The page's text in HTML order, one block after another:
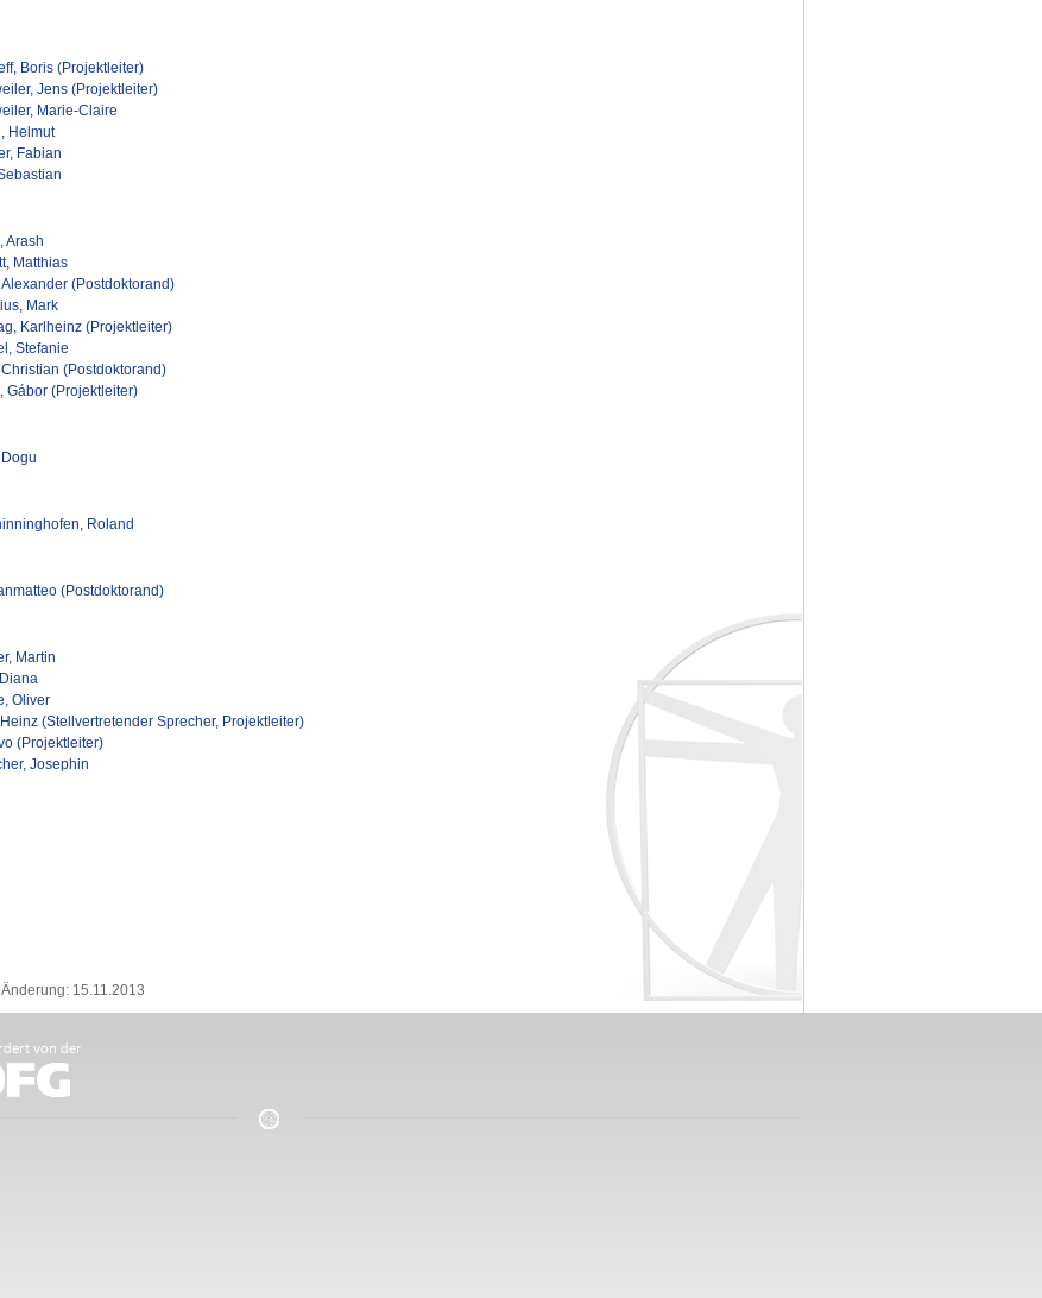
Boris (Projektleiter)
Jens (Projektleiter)
Marie-Claire
Helmut
Fabian
Arash
Matthias
(Postdoktorand)
Mark
Karlheinz (Projektleiter)
Stefanie
(Postdoktorand)
Gábor (Projektleiter)
Roland
(Postdoktorand)
Martin
Oliver
(Stellvertretender Sprecher, Projektleiter)
(Projektleiter)
Josephin
Änderung: 15.11.2013